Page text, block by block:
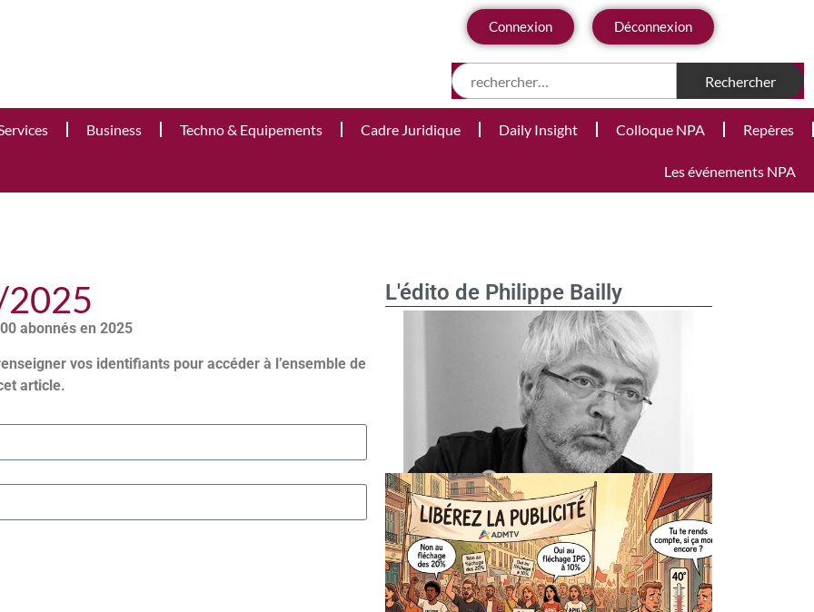
Connexion Déconnexion
Business Techno & Equipements Cadre Juridique Daily Insight Colloque NPA Repères
Les événements NPA
L'édito de Philippe Bailly
abonnés en 2025
vos identifiants pour accéder à l’ensemble de
article.